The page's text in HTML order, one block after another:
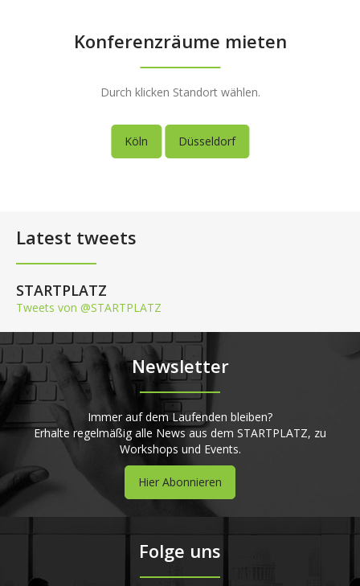
Konferenzräume mieten
Durch klicken Standort wählen.
Köln Düsseldorf
Latest tweets
STARTPLATZ
Tweets von @STARTPLATZ
Newsletter
Immer auf dem Laufenden bleiben?
Erhalte regelmäßig alle News aus dem STARTPLATZ, zu
Workshops und Events.
Hier Abonnieren
Folge uns